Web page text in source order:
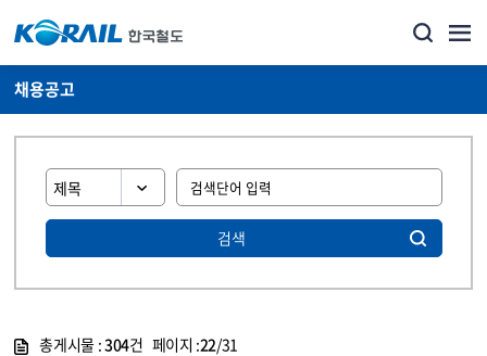
채용공고
검색
총게시물 :304건 페이지 :22/31